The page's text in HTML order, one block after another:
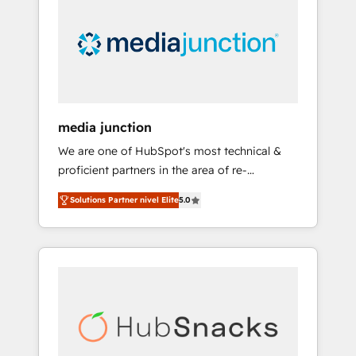
media junction
We are one of HubSpot's most technical &
proficient partners in the area of re-
platforming, website design & development.
We specialize in multi-hub implementations
for mid-market & enterprise companies. We
are woman-owned, powered by coffee, and
Impact Award 🏆2022 Platform Migration
Excellence Impact Award 🏆2020 Elite
Solutions Partner nivel Elite5.0